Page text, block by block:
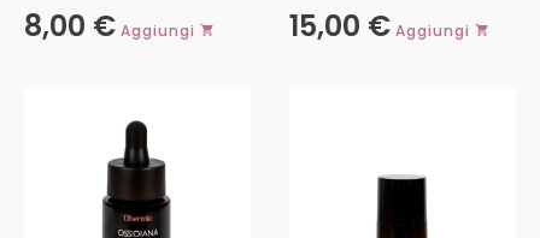
8,00 € Aggiungi 15,00 € Aggiungi